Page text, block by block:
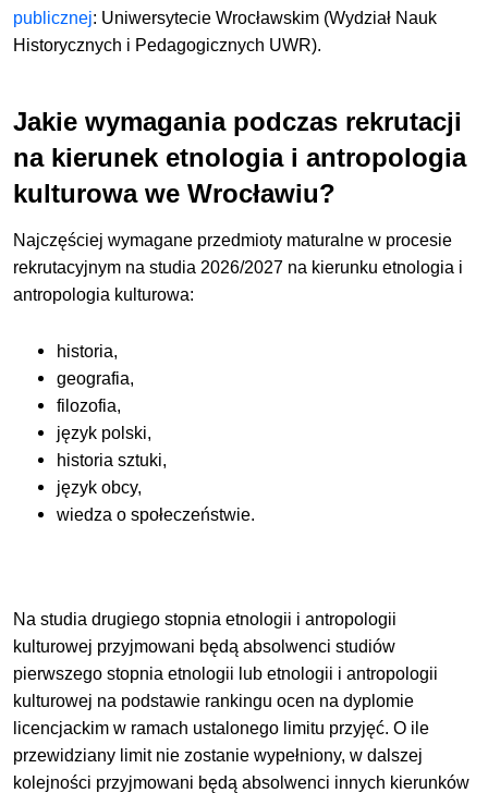
publicznej: Uniwersytecie Wrocławskim (Wydział Nauk
Historycznych i Pedagogicznych UWR).
Jakie wymagania podczas rekrutacji
na kierunek etnologia i antropologia
kulturowa we Wrocławiu?
Najczęściej wymagane przedmioty maturalne w procesie
rekrutacyjnym na studia 2026/2027 na kierunku etnologia i
antropologia kulturowa:
historia,
geografia,
filozofia,
język polski,
historia sztuki,
język obcy,
wiedza o społeczeństwie.
Na studia drugiego stopnia etnologii i antropologii
kulturowej przyjmowani będą absolwenci studiów
pierwszego stopnia etnologii lub etnologii i antropologii
kulturowej na podstawie rankingu ocen na dyplomie
licencjackim w ramach ustalonego limitu przyjęć. O ile
przewidziany limit nie zostanie wypełniony, w dalszej
kolejności przyjmowani będą absolwenci innych kierunków